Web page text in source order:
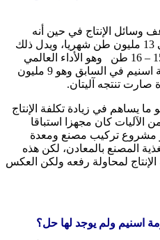
وسائل الإنتاج في حين أنه
بالكاد ارتفع حجم الإنتاج ليصل إلى 13 مليون طن شهريا، ويدل ذلك
على تراجع أداء الآليات PH من 15 – 16 طن وهو الأداء العالمي
المتوسط والذي كانت بلغته شركة اسنيم في السابق وهو 9 مليون
صارت تنتجه آليتان.
ما يساهم في زيادة تكلفة الإنتاج
الآليات كان مجهزا استباقا
مشروع القلب رقم 2 وهو مشروع تركيب مصنع ومعدة
المصنع بالمعادن، لكن هذه
لمحاولة رفعه ولكن العكس
اسنيم ولم يوجد لها حل؟